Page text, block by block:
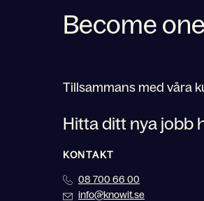
Become
Tillsammans med våra
Hitta ditt nya jobb
KONTAKT
08 700 66 00
info@knowit.se